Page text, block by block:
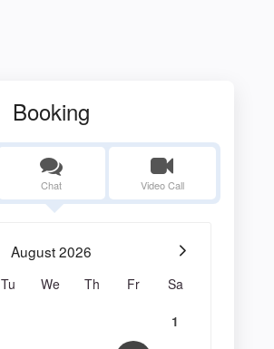
Booking
Chat Video Call
August2026
Tu We Th Fr Sa
1